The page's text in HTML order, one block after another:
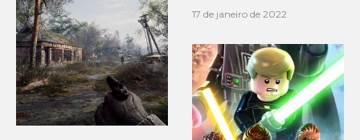
17 de janeiro de 2022